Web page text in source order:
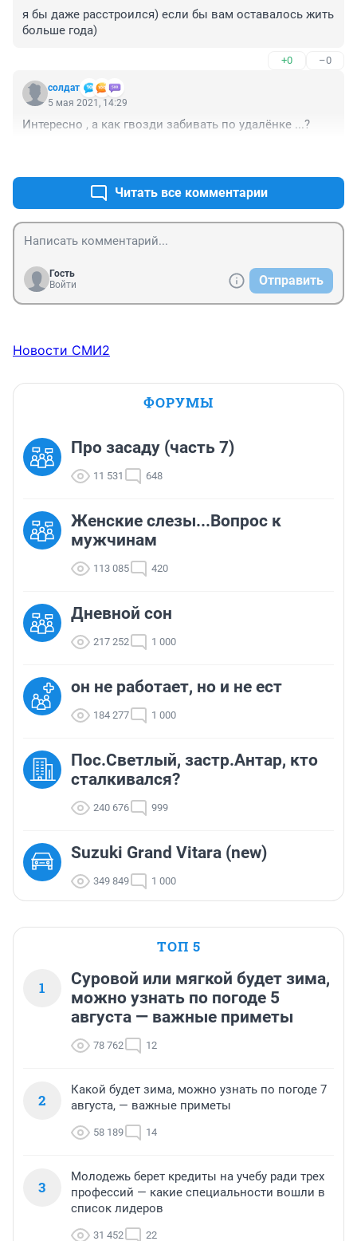
я бы даже расстроился) если бы вам оставалось жить
больше года)
+0 –0
солдат
5 мая 2021, 14:29
Интересно , а как гвозди забивать по удалёнке ...?
Читать все комментарии
Гость
Войти
Отправить
Новости СМИ2
ФОРУМЫ
Про засаду (часть 7)
11 531 648
Женские слезы...Вопрос к
мужчинам
113 085 420
Дневной сон
217 252 1 000
он не работает, но и не ест
184 277 1 000
Пос.Светлый, застр.Антар, кто
сталкивался?
240 676 999
Suzuki Grand Vitara (new)
349 849 1 000
ТОП 5
1
Суровой или мягкой будет зима,
можно узнать по погоде 5
августа — важные приметы
78 762 12
2
Какой будет зима, можно узнать по погоде 7
августа, — важные приметы
58 189 14
3
Молодежь берет кредиты на учебу ради трех
профессий — какие специальности вошли в
список лидеров
31 452 22